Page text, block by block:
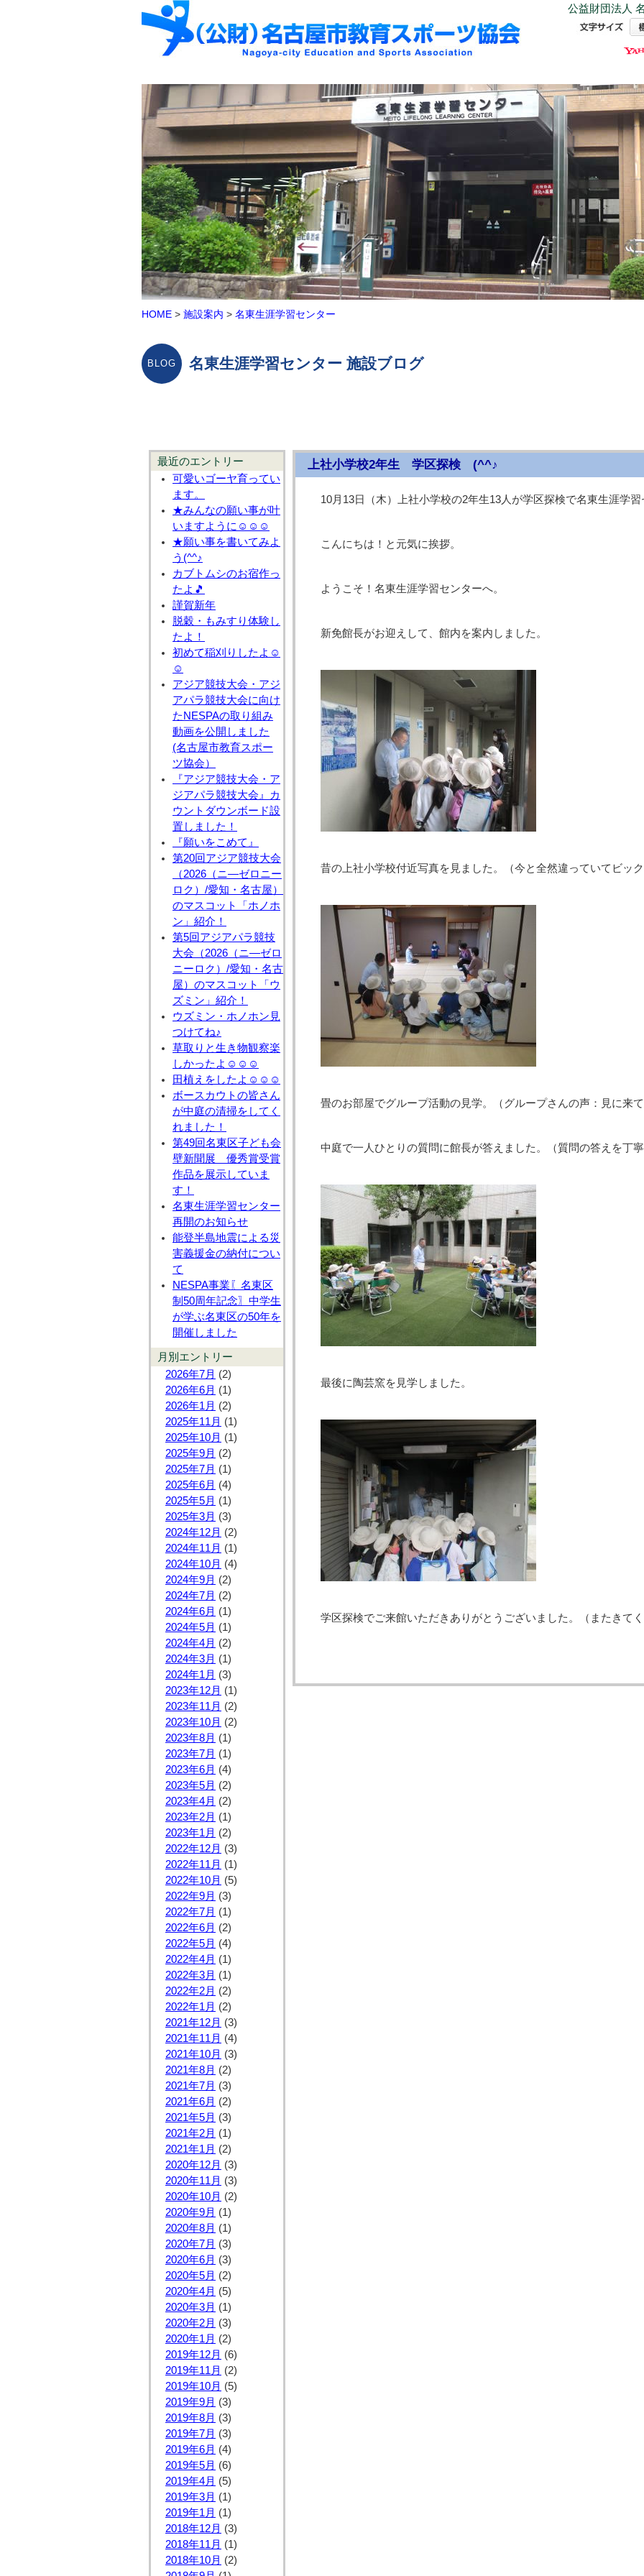
公益財団法人
HOME > 施設案内 > 名東生涯学習センター
名東生涯学習センター 施設ブログ
最近のエントリー
可愛いゴーヤ育ってい
ます。
★みんなの願い事が叶
いますように☺☺☺
★願い事を書いてみよ
う(^^♪
カブトムシのお宿作っ
たよ🎵
謹賀新年
脱穀・もみすり体験し
たよ！
初めて稲刈りしたよ☺
☺
アジア競技大会・アジ
アパラ競技大会に向け
たNESPAの取り組み
動画を公開しました
(名古屋市教育スポー
ツ協会）
『アジア競技大会・ア
ジアパラ競技大会』カ
ウントダウンボード設
置しました！
『願いをこめて』
第20回アジア競技大会
（2026（ニ―ゼロニー
ロク）/愛知・名古屋）
のマスコット「ホノホ
ン」紹介！
第5回アジアパラ競技
大会（2026（ニ―ゼロ
ニーロク）/愛知・名古
屋）のマスコット「ウ
ズミン」紹介！
ウズミン・ホノホン見
つけてね♪
草取りと生き物観察楽
しかったよ☺☺☺
田植えをしたよ☺☺☺
ボースカウトの皆さん
が中庭の清掃をしてく
れました！
第49回名東区子ども会
壁新聞展 優秀賞受賞
作品を展示していま
す！
名東生涯学習センター
再開のお知らせ
能登半島地震による災
害義援金の納付につい
て
NESPA事業〖名東区
制50周年記念〗中学生
が学ぶ名東区の50年を
開催しました
月別エントリー
2026年7月 (2)
2026年6月 (1)
2026年1月 (2)
2025年11月 (1)
2025年10月 (1)
2025年9月 (2)
2025年7月 (1)
2025年6月 (4)
2025年5月 (1)
2025年3月 (3)
2024年12月 (2)
2024年11月 (1)
2024年10月 (4)
2024年9月 (2)
2024年7月 (2)
2024年6月 (1)
2024年5月 (1)
2024年4月 (2)
2024年3月 (1)
2024年1月 (3)
2023年12月 (1)
2023年11月 (2)
2023年10月 (2)
2023年8月 (1)
2023年7月 (1)
2023年6月 (4)
2023年5月 (2)
2023年4月 (2)
2023年2月 (1)
2023年1月 (2)
2022年12月 (3)
2022年11月 (1)
2022年10月 (5)
2022年9月 (3)
2022年7月 (1)
2022年6月 (2)
2022年5月 (4)
2022年4月 (1)
2022年3月 (1)
2022年2月 (2)
2022年1月 (2)
2021年12月 (3)
2021年11月 (4)
2021年10月 (3)
2021年8月 (2)
2021年7月 (3)
2021年6月 (2)
2021年5月 (3)
2021年2月 (1)
2021年1月 (2)
2020年12月 (3)
2020年11月 (3)
2020年10月 (2)
2020年9月 (1)
2020年8月 (1)
2020年7月 (3)
2020年6月 (3)
2020年5月 (2)
2020年4月 (5)
2020年3月 (1)
2020年2月 (3)
2020年1月 (2)
2019年12月 (6)
2019年11月 (2)
2019年10月 (5)
2019年9月 (3)
2019年8月 (3)
2019年7月 (3)
2019年6月 (4)
2019年5月 (6)
2019年4月 (5)
2019年3月 (1)
2019年1月 (1)
2018年12月 (3)
2018年11月 (1)
2018年10月 (2)
上社小学校2年生 学区探検 (^^♪
10月13日（木）上社小学校の2年生13人が学区探検で名東生涯学
こんにちは！と元気に挨拶。
ようこそ！名東生涯学習センターへ。
新免館長がお迎えして、館内を案内しました。
昔の上社小学校付近写真を見ました。（今と全然違っていてビッ
畳のお部屋でグループ活動の見学。（グループさんの声：見に来
中庭で一人ひとりの質問に館長が答えました。（質問の答えを丁
最後に陶芸窯を見学しました。
学区探検でご来館いただきありがとうございました。（またきて